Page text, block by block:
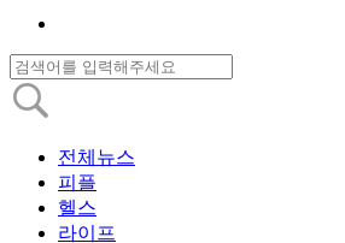
전체뉴스
피플
헬스
라이프